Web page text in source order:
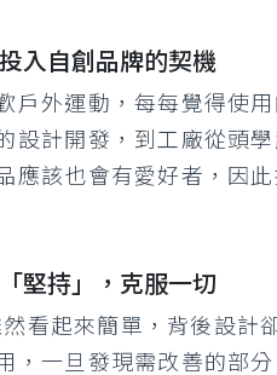
入自創品牌的契機
戶外運動，每每覺得使
設計開發，到工廠從頭
應該也會有愛好者，因
堅持」，克服一切
看起來簡單，背後設計
，一旦發現需改善的部